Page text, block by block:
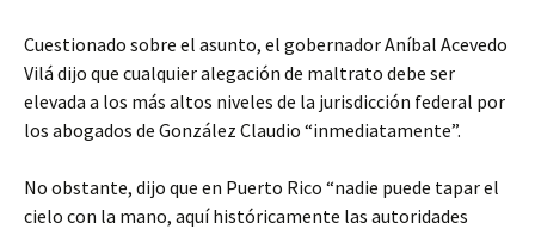
Cuestionado sobre el asunto, el gobernador Aníbal Acevedo
Vilá dijo que cualquier alegación de maltrato debe ser
elevada a los más altos niveles de la jurisdicción federal por
los abogados de González Claudio “inmediatamente”.
No obstante, dijo que en Puerto Rico “nadie puede tapar el
cielo con la mano, aquí históricamente las autoridades